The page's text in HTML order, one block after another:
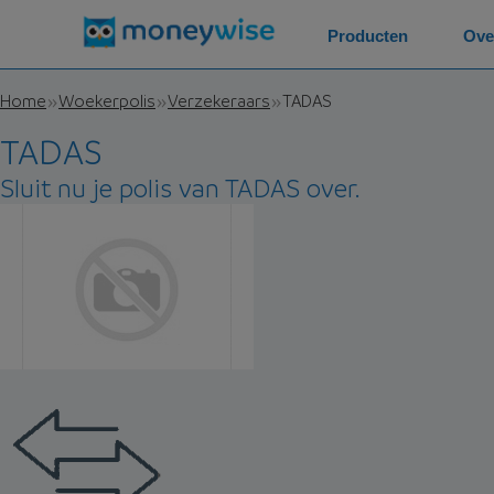
Home Woekerpolis Verzekeraars TADAS
TADAS
Sluit nu je polis van TADAS over.
Producten